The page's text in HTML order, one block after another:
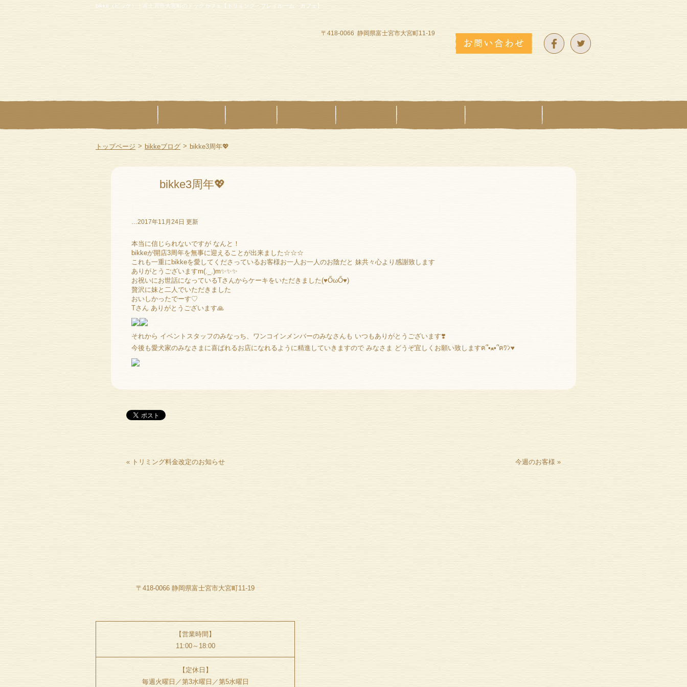
bikke（ビッケ）｜富士宮市大宮町のドッグカフェ【トリミング・プレイルーム・カフェ】
〒418-0066 静岡県富士宮市大宮町11-19
トップページ > bikkeブログ > bikke3周年💖
bikke3周年💖
…2017年11月24日 更新
本当に信じられないですが なんと！
bikkeが開店3周年を無事に迎えることが出来ました☆☆☆
これも一重にbikkeを愛してくださっているお客様お一人お一人のお陰だと 妹共々心より感謝致します
ありがとうございますm(._.)m✨✨✨
お祝いにお世話になっているTさんからケーキをいただきました(♥ŐωŐ♥)
贅沢に妹と二人でいただきました
おいしかったでーす♡
Tさん ありがとうございます🙏
それから イベントスタッフのみなっち、ワンコインメンバーのみなさんも いつもありがとうございます❣️
今後も愛犬家のみなさまに喜ばれるお店になれるように精進していきますので みなさま どうぞ宜しくお願い致しますฅ՞•ﻌ•՞ฅﾜﾝ♥
« トリミング料金改定のお知らせ 今週のお客様 »
〒418-0066 静岡県富士宮市大宮町11-19
【営業時間】
11:00～18:00
【定休日】
毎週火曜日／第3水曜日／第5水曜日